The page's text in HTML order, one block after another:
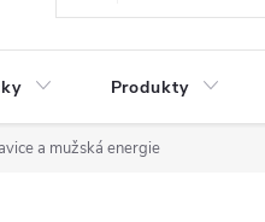
Produkty
a mužská energie